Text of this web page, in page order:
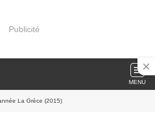
Publicité
MENU
La Grèce (2015)